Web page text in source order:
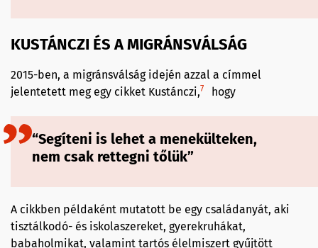
KUSTÁNCZI ÉS A MIGRÁNSVÁLSÁG
2015-ben, a migránsválság idején azzal a címmel
jelentetett meg egy cikket Kustánczi,7 hogy
“Segíteni is lehet a menekülteken,
nem csak rettegni tőlük”
A cikkben példaként mutatott be egy családanyát, aki
tisztálkodó- és iskolaszereket, gyerekruhákat,
babaholmikat, valamint tartós élelmiszert gyűjtött